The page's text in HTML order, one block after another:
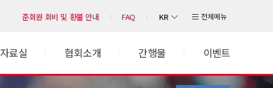
준회원 회비 및 환불 안내 FAQ KR 전체메뉴
자료실 협회소개 간행물 이벤트